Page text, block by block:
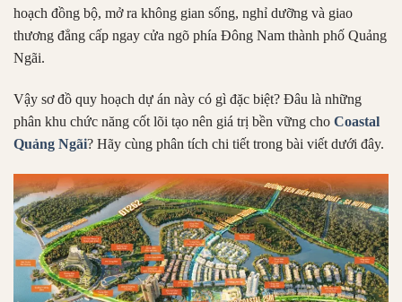
hoạch đồng bộ, mở ra không gian sống, nghỉ dưỡng và giao
thương đẳng cấp ngay cửa ngõ phía Đông Nam thành phố Quảng
Ngãi.
Vậy sơ đồ quy hoạch dự án này có gì đặc biệt? Đâu là những
phân khu chức năng cốt lõi tạo nên giá trị bền vững cho Coastal
Quảng Ngãi? Hãy cùng phân tích chi tiết trong bài viết dưới đây.